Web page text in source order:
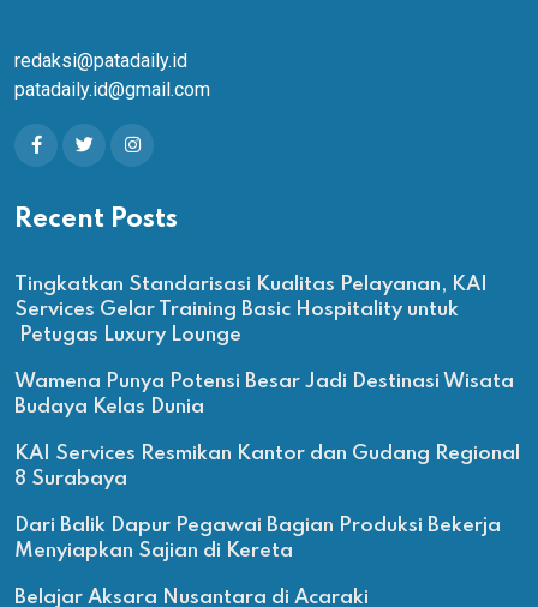
redaksi@patadaily.id
patadaily.id@gmail.com
Recent Posts
Tingkatkan Standarisasi Kualitas Pelayanan, KAI
Services Gelar Training Basic Hospitality untuk
Petugas Luxury Lounge
Wamena Punya Potensi Besar Jadi Destinasi Wisata
Budaya Kelas Dunia
KAI Services Resmikan Kantor dan Gudang Regional
8 Surabaya
Dari Balik Dapur Pegawai Bagian Produksi Bekerja
Menyiapkan Sajian di Kereta
Belajar Aksara Nusantara di Acaraki